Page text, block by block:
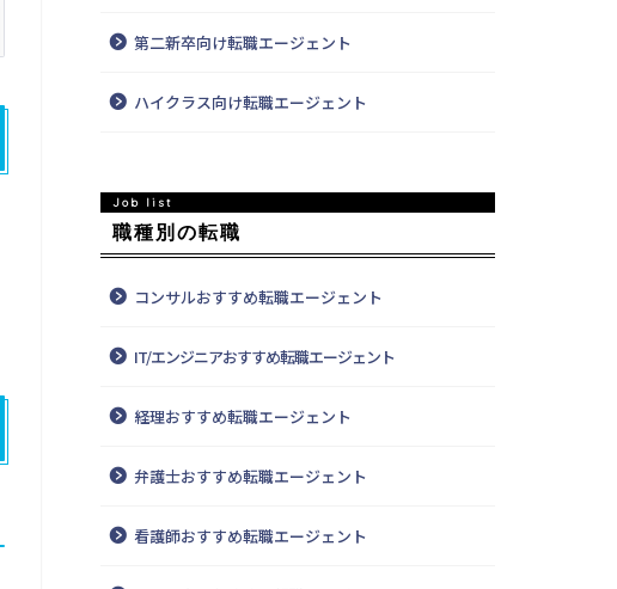
第二新卒向け転職エージェント
ハイクラス向け転職エージェント
職種別の転職
コンサルおすすめ転職エージェント
IT/エンジニアおすすめ転職エージェント
経理おすすめ転職エージェント
弁護士おすすめ転職エージェント
看護師おすすめ転職エージェント